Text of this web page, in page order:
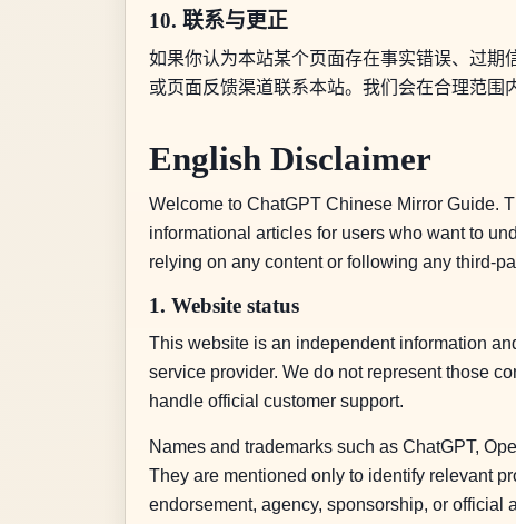
10. 联系与更正
如果你认为本站某个页面存在事实错误、过
或页面反馈渠道联系本站。我们会在合理范围
English Disclaimer
Welcome to ChatGPT Chinese Mirror Guide.
informational articles for users who want to
relying on any content or following any third-
1. Website status
This website is an independent information
service provider. We do not represent those
handle official customer support.
Names and trademarks such as ChatGPT,
They are mentioned only to identify relevant
endorsement, agency, sponsorship, or official